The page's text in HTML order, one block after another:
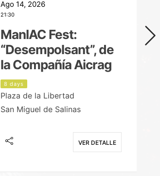
Ago 14, 2026
21:30
ManIAC Fest:
“Desempolsant”, de
la Compañía Aicrag
8 days
Plaza de la Libertad
San Miguel de Salinas
VER DETALLE